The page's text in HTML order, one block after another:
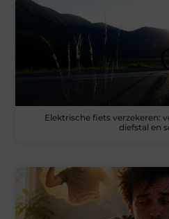
Elektrische fiets verzekeren:
diefstal en